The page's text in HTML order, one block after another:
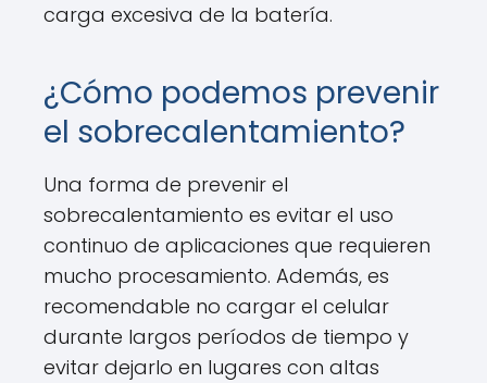
carga excesiva de la batería.
¿Cómo podemos prevenir
el sobrecalentamiento?
Una forma de prevenir el
sobrecalentamiento es evitar el uso
continuo de aplicaciones que requieren
mucho procesamiento. Además, es
recomendable no cargar el celular
durante largos períodos de tiempo y
evitar dejarlo en lugares con altas